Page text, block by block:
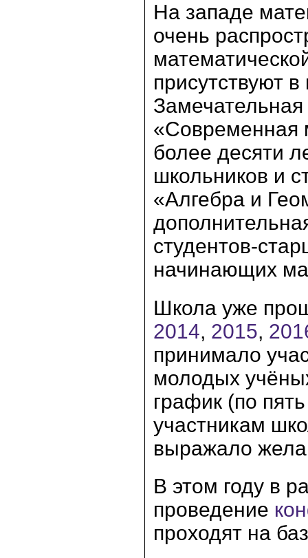
На западе
очень
присутствуют
«Современная
более десяти
школьников и
«Алгебра и
студентов-
начинающих
Школа уже
2014, 2015,
принимало
молодых
график (по
участникам
выражало
В этом году в
проведение
проходят на